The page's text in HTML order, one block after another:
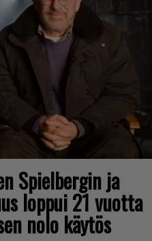
Spielbergin ja
loppui 21 vuotta
nolo käytös